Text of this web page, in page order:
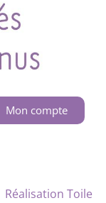
Mon compte
Réalisation Toile